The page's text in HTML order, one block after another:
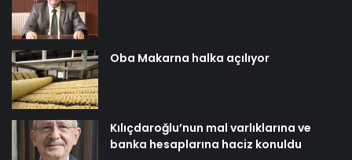
Oba Makarna halka açılıyor
Kılıçdaroğlu’nun mal varlıklarına ve
banka hesaplarına haciz konuldu